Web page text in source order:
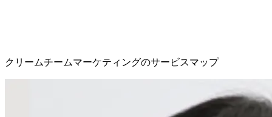
クリームチームマーケティングのサービスマップ